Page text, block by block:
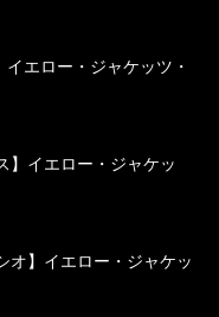
エロー・ジャケッツ・
】イエロー・ジャケッ
オ】イエロー・ジャケッ